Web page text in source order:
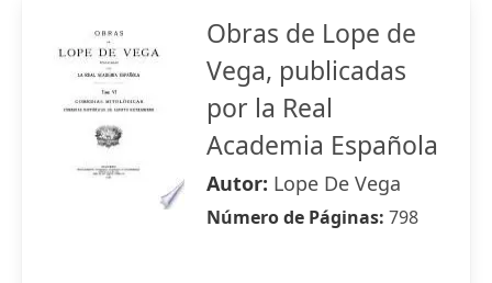
Obras de Lope de
Vega, publicadas
por la Real
Academia Española
Autor: Lope De Vega
Número de Páginas: 798